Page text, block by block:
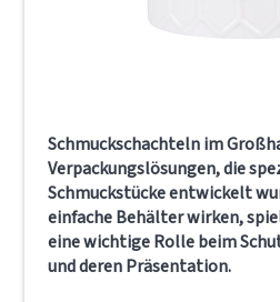
Schmuckschachteln im
Verpackungslösungen, die
Schmuckstücke entwickelt
einfache Behälter wirken,
eine wichtige Rolle beim
und deren Präsentation.